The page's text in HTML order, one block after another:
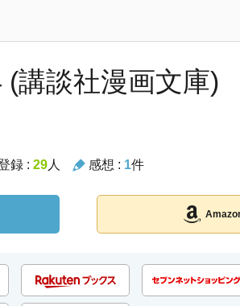
講談社漫画文庫)
録 : 29人 感想 : 1件